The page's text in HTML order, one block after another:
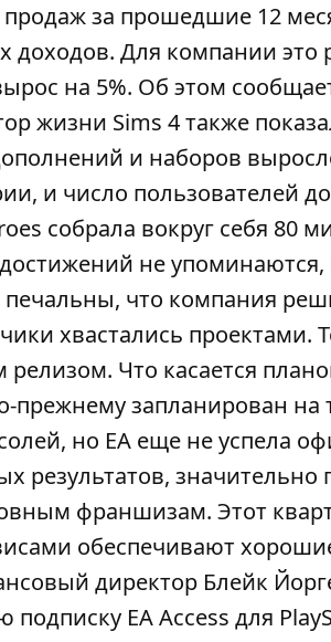
за прошедшие 12
доходов. Для компании
на 5%. Об этом
жизни Sims 4 также
и наборов
и число пользователей
собрала вокруг себя 80
не
печальны, что компания
хвастались проектами.
Что касается
прежнему запланирован на
но EA еще не успела
результатов,
франшизам. Этот
обеспечивают
директор Блейк
подписку EA Access для